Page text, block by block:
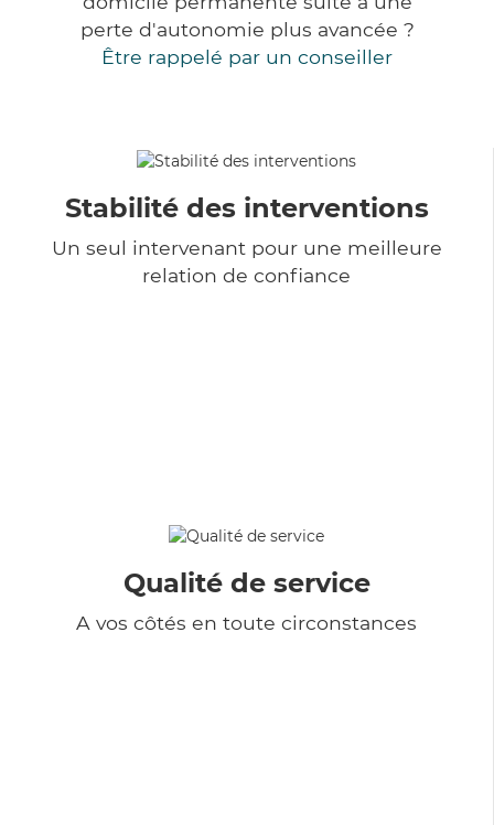
perte d'autonomie plus avancée ?
Être rappelé par un conseiller
Stabilité des interventions
Un seul intervenant pour une meilleure
relation de confiance
Qualité de service
A vos côtés en toute circonstances